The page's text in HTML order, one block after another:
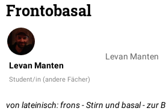
Frontobasal
Levan Manten
Student/in (andere Fächer)
Levan Manten
von lateinisch: frons - Stirn und basal - zur